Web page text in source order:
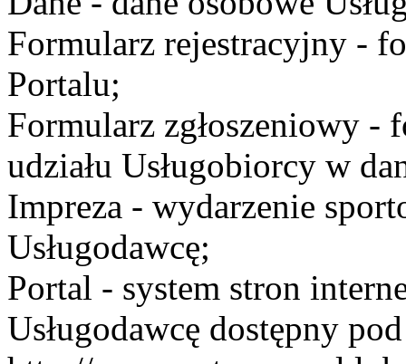
Formularz rejestracyjny -
Portalu;
Formularz zgłoszeniowy -
udziału Usługobiorcy w
Impreza - wydarzenie
Usługodawcę;
Portal - system stron
Usługodawcę dostępny